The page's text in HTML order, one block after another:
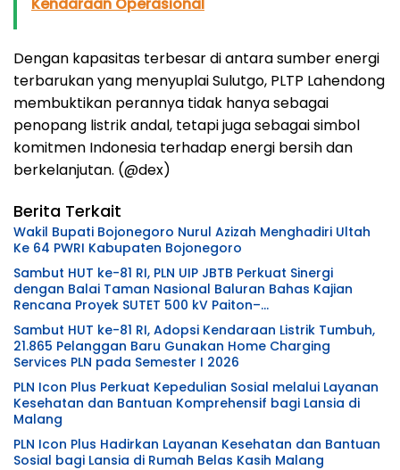
Dengan kapasitas terbesar di antara sumber energi
terbarukan yang menyuplai Sulutgo, PLTP Lahendong
membuktikan perannya tidak hanya sebagai
penopang listrik andal, tetapi juga sebagai simbol
komitmen Indonesia terhadap energi bersih dan
berkelanjutan. (@dex)
Berita Terkait
Wakil Bupati Bojonegoro Nurul Azizah Menghadiri Ultah
Ke 64 PWRI Kabupaten Bojonegoro
Sambut HUT ke-81 RI, PLN UIP JBTB Perkuat Sinergi
dengan Balai Taman Nasional Baluran Bahas Kajian
Rencana Proyek SUTET 500 kV Paiton–
Watudodol/Kalipuro
Sambut HUT ke-81 RI, Adopsi Kendaraan Listrik Tumbuh,
21.865 Pelanggan Baru Gunakan Home Charging
Services PLN pada Semester I 2026
PLN Icon Plus Perkuat Kepedulian Sosial melalui Layanan
Kesehatan dan Bantuan Komprehensif bagi Lansia di
Malang
PLN Icon Plus Hadirkan Layanan Kesehatan dan Bantuan
Sosial bagi Lansia di Rumah Belas Kasih Malang